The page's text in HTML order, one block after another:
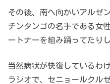
その後、南へ向かいアルゼ
チンタンゴの名手である女
ートナーを組み踊ってたり
当然病状が快復しているわ
ラジオで、セニョールクル